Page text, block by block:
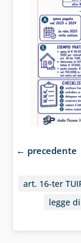
← precedente
art. 16-ter
legge